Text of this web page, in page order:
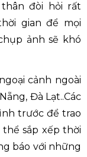
đòi hỏi rất
gian để mọi
ảnh sẽ khó
cảnh ngoài
Đà Lạt..Các
trước để trao
sắp xếp thời
báo với những